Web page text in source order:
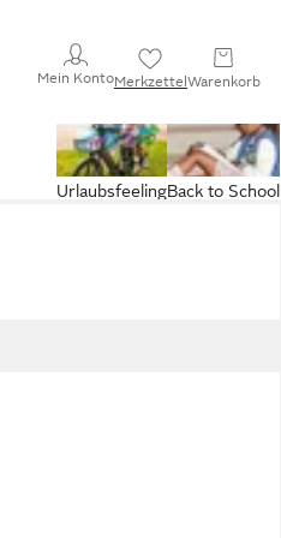
Mein KontoMerkzettelWarenkorb
Back to School
Urlaubsfeeling